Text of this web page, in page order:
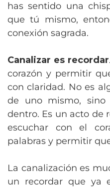
has sentido una
que tú mismo,
conexión sagrada.
Canalizar es recordar
corazón y permitir
con claridad. No es
de uno mismo, sino
dentro. Es un acto de
escuchar con el
palabras y permitir
La canalización es
un recordar que ya